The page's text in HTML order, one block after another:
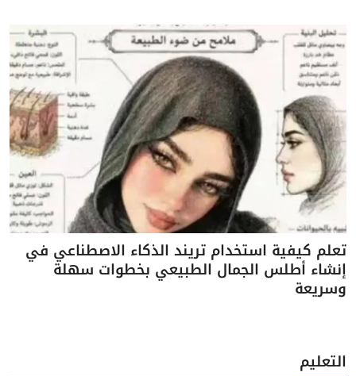
تعلم كيفية استخدام تريند الذكاء الاصطناعي في
إنشاء أطلس الجمال الطبيعي بخطوات سهلة
وسريعة
التعليم